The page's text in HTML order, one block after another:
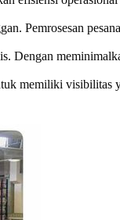
Pemrosesan
Dengan
memiliki